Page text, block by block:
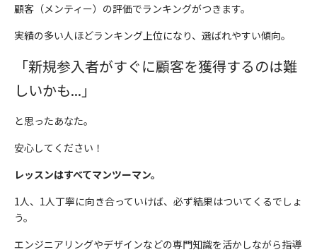
顧客（メンティー）の評価でランキングがつきます。
実績の多い人ほどランキング上位になり、選ばれやすい傾向。
「新規参入者がすぐに顧客を獲得するのは難
しいかも...」
と思ったあなた。
安心してください！
レッスンはすべてマンツーマン。
1人、1人丁寧に向き合っていけば、必ず結果はついてくるでしょ
う。
エンジニアリングやデザインなどの専門知識を活かしながら指導